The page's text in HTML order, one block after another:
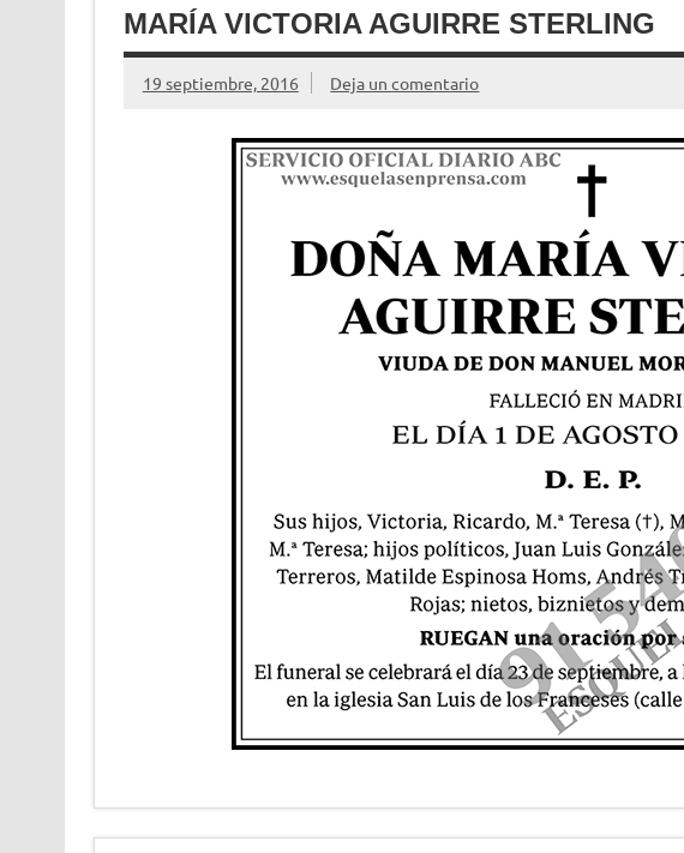
MARÍA VICTORIA AGUIRRE STERLING
19 septiembre, 2016 Deja un comentario